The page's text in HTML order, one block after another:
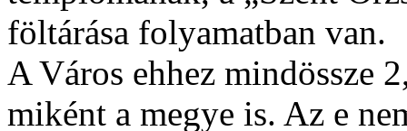
föltárása folyamatban van.
A Város ehhez mindössze
miként a megye is. Az e